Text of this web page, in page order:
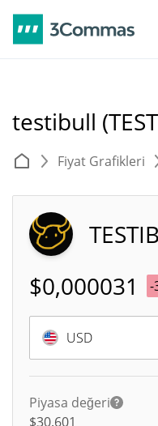
testibull
Fiyat Grafikleri
$0,000031 -
USD
Piyasa değeri
$30.601